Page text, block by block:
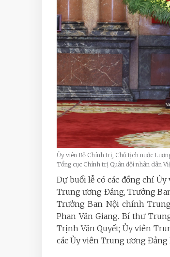
Ủy viên Bộ Chính trị, Chủ tịch nước
Tổng cục Chính trị Quân đội nhân dân
Dự buổi lễ có các đồng chí
Trung ương Đảng, Trưởng
Trưởng Ban Nội chính
Phan Văn Giang. Bí thư
Trịnh Văn Quyết; Ủy viên
các Ủy viên Trung ương Đảng